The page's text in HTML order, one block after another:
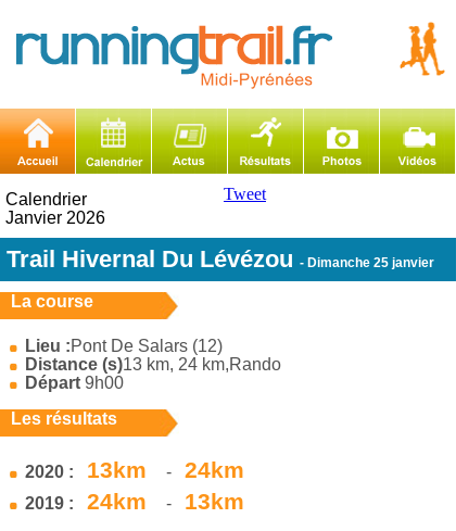
Calendrier
Janvier 2026
Tweet
Trail Hivernal Du Lévézou - Dimanche 25 janvier
La course
Lieu :Pont De Salars (12)
Distance (s)13 km, 24 km,Rando
Départ 9h00
Les résultats
2020 : 13km - 24km
2019 : 24km -
13km